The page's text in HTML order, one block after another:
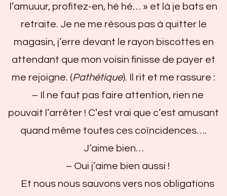
l’amuuur, profitez-en, hé hé… » et là je bats en
retraite. Je ne me résous pas à quitter le
magasin, j’erre devant le rayon biscottes en
attendant que mon voisin finisse de payer et
me rejoigne. (Pathétique). Il rit et me rassure :
– Il ne faut pas faire attention, rien ne
pouvait l’arrêter ! C’est vrai que c’est amusant
quand même toutes ces coïncidences….
J’aime bien…
– Oui j’aime bien aussi !
Et nous nous sauvons vers nos obligations